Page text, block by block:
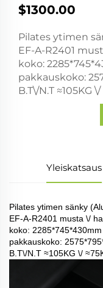
$1300.00
Pilates ytimen
EF-A-R2401
koko:
pakkauskoko:
B.T\/N.T ≈105KG \/
Yleiskatsaus
Pilates ytimen sänky
EF-A-R2401 musta \/
koko: 2285*745*430mm
pakkauskoko:
B.T\/N.T ≈105KG \/